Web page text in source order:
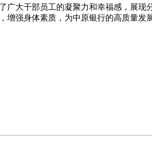
大干部员工的凝聚力和幸福感，展现
强身体素质，为中原银行的高质量发